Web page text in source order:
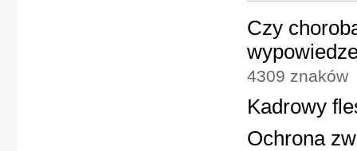
Czy
4309 znaków
Kadrowy
Ochrona